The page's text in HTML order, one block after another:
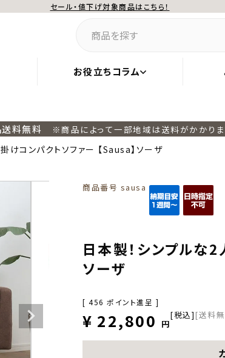
セール・値下げ対象商品はこちら！
お役立ちコラム
送料無料
※商品によって一部地域は送料がかかりま
けコンパクトソファー 【Sausa】ソーザ
商品番号 sausa
日本製！シンプルな
ソーザ
[ 456 ポイント進呈 ]
¥ 22,800 税込 [送料